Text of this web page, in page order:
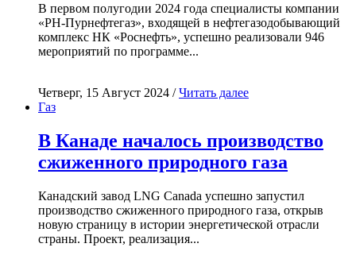
В первом полугодии 2024 года специалисты компании
«РН-Пурнефтегаз», входящей в нефтегазодобывающий
комплекс НК «Роснефть», успешно реализовали 946
мероприятий по программе...
Четверг, 15 Август 2024 /Читать далее
Газ
В Канаде началось производство
сжиженного природного газа
Канадский завод LNG Canada успешно запустил
производство сжиженного природного газа, открыв
новую страницу в истории энергетической отрасли
страны. Проект, реализация...